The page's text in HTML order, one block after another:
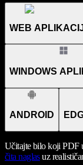
WEB
WINDOWS
ANDROID
Učitajte bilo koji PDF
čita naglasuz